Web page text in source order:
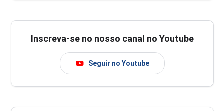
Inscreva-se no nosso canal no Youtube
Seguir no Youtube